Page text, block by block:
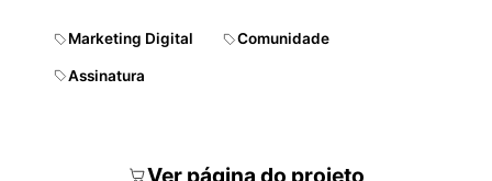
Marketing Digital Comunidade
Assinatura